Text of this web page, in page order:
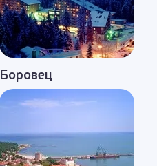
Боровец